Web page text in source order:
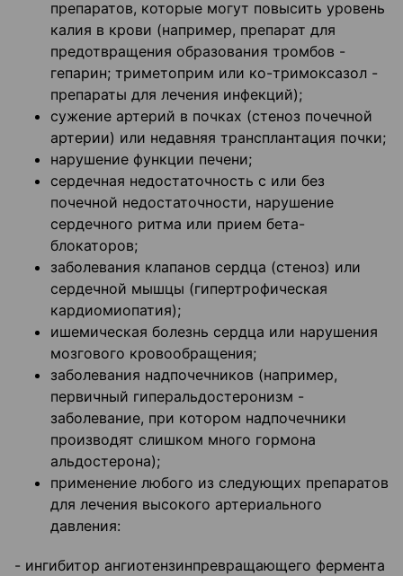
препаратов, которые могут повысить уровень
калия в крови (например, препарат для
предотвращения образования тромбов -
гепарин; триметоприм или ко-тримоксазол -
препараты для лечения инфекций);
сужение артерий в почках (стеноз почечной
артерии) или недавняя трансплантация почки;
нарушение функции печени;
сердечная недостаточность с или без
почечной недостаточности, нарушение
сердечного ритма или прием бета-
блокаторов;
заболевания клапанов сердца (стеноз) или
сердечной мышцы (гипертрофическая
кардиомиопатия);
ишемическая болезнь сердца или нарушения
мозгового кровообращения;
заболевания надпочечников (например,
первичный гиперальдостеронизм -
заболевание, при котором надпочечники
производят слишком много гормона
альдостерона);
применение любого из следующих препаратов
для лечения высокого артериального
давления:
- ингибитор ангиотензинпревращающего фермента